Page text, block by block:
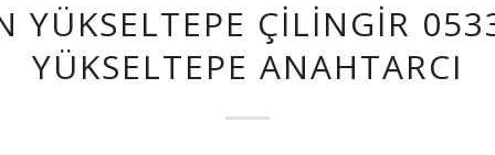
YÜKSELTEPE ÇILINGIR
YÜKSELTEPE ANAHTARCI